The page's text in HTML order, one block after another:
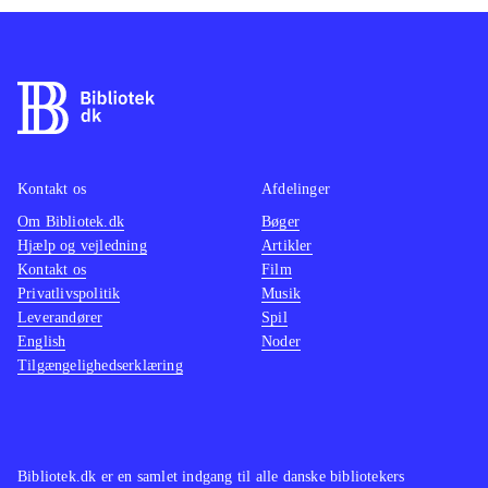
appellerer både til drenge og piger og
slutter med kopiark til de forskellige
modeller.
Hvis man vil finde lignende
det på EMUs hjemmeside og den
private Duda.dk
Bogen er et glimrende bud på
undervisningsforløb til
begynderundervisningen. Mange af
modellerne er bestemt ikke nye, men
er godt gennemarbejdede og virker
Bibliotek.dk er en samlet indgang til alle danske bibliotekers
Kontakt os
Om Bibliotek.dk
Hjælp og vejledning
Kontakt os
Privatlivspolitik
Leverandører
English
Tilgængelighedserklæring
Afdelinger
Bøger
Artikler
Film
Musik
Spil
Noder